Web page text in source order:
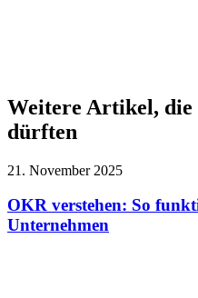
Weitere Artikel, die
dürften
21. November 2025
OKR verstehen: So
Unternehmen